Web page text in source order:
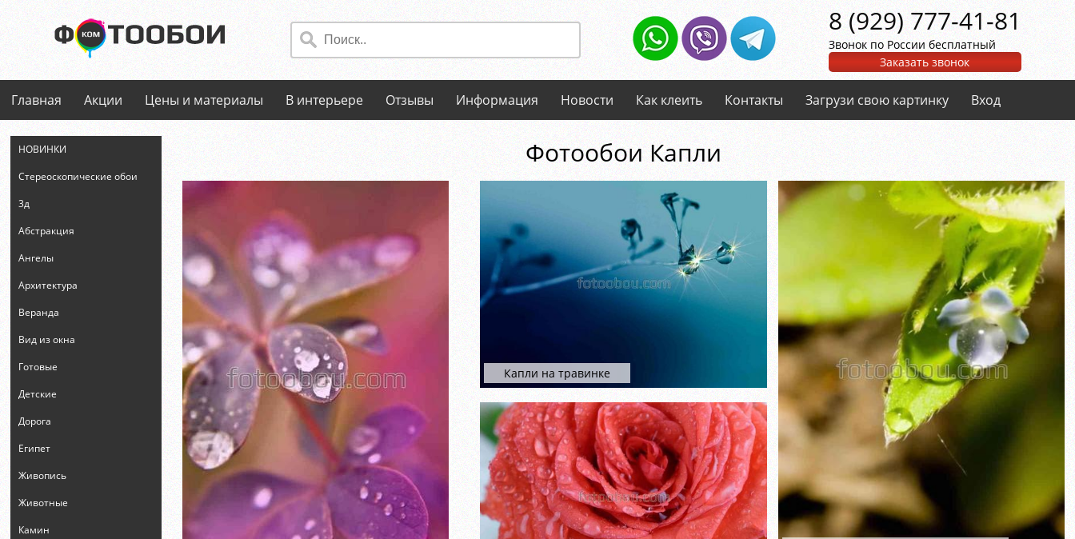
8 (929) 777-41-81
Звонок по России бесплатный
Заказать звонок
Главная Акции Цены и материалы В интерьере Отзывы Информация Новости Как клеить Контакты Загрузи свою картинку Вход
НОВИНКИ
Стереоскопические обои
3д
Абстракция
Ангелы
Архитектура
Веранда
Вид из окна
Готовые
Детские
Дорога
Египет
Живопись
Животные
Камин
Фотообои Капли
Капли на травинке